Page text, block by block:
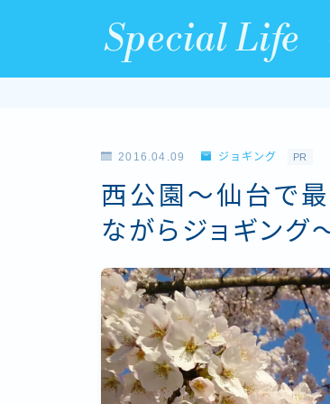
Special Life
2016.04.09 ジョギング PR
西公園〜仙台で
ながらジョギング